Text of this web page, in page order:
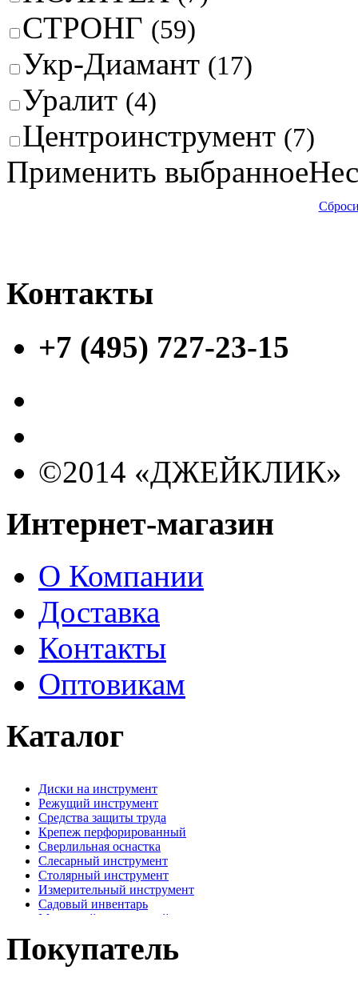
СТРОНГ (59)
Укр-Диамант (17)
Уралит (4)
Центроинструмент (7)
Применить выбранное
Контакты
+7 (495) 727-23-15
©2014 «ДЖЕЙКЛИК»
Интернет-магазин
О Компании
Доставка
Контакты
Оптовикам
Каталог
Диски на инструмент
Режущий инструмент
Средства защиты труда
Крепеж перфорированный
Сверлильная оснастка
Слесарный инструмент
Столярный инструмент
Измерительный инструмент
Садовый инвентарь
Малярный, отделочный инструмент
Наждачная бумага
Хозтовары
Покупатель